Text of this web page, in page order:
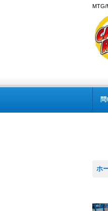
MTG/
ホ